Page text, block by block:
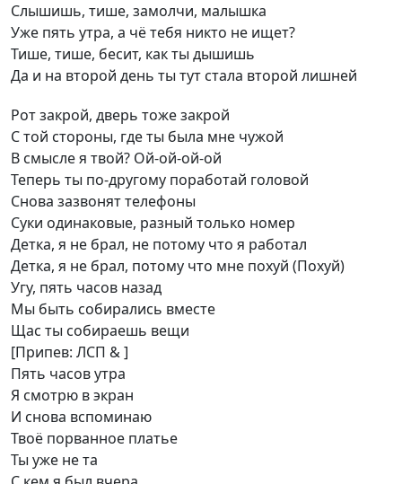
Слышишь, тише, замолчи, малышка
Уже пять утра, а чё тебя никто не ищет?
Тише, тише, бесит, как ты дышишь
Да и на второй день ты тут стала второй лишней
Рот закрой, дверь тоже закрой
С той стороны, где ты была мне чужой
В смысле я твой? Ой-ой-ой-ой
Теперь ты по-другому поработай головой
Снова зазвонят телефоны
Суки одинаковые, разный только номер
Детка, я не брал, не потому что я работал
Детка, я не брал, потому что мне похуй (Похуй)
Угу, пять часов назад
Мы быть собирались вместе
Щас ты собираешь вещи
[Припев: ЛСП & ]
Пять часов утра
Я смотрю в экран
И снова вспоминаю
Твоё порванное платье
Ты уже не та